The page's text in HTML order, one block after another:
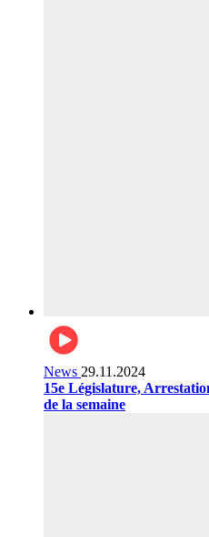
News 29.11.2024
15e Législature,
de la semaine